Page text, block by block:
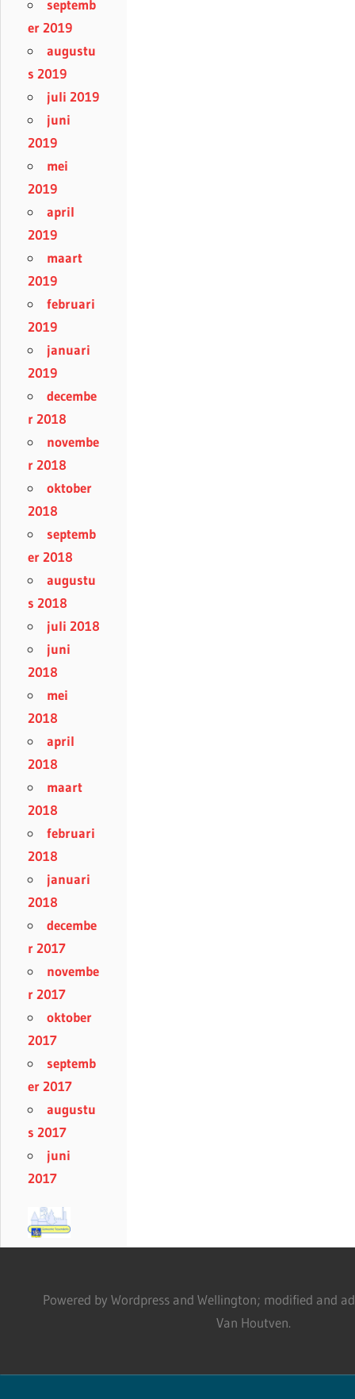
septemb
er 2019
augustu
s 2019
juli 2019
juni
2019
mei
2019
april
2019
maart
2019
februari
2019
januari
2019
decembe
r 2018
novembe
r 2018
oktober
2018
septemb
er 2018
augustu
s 2018
juli 2018
juni
2018
mei
2018
april
2018
maart
2018
februari
2018
januari
2018
decembe
r 2017
novembe
r 2017
oktober
2017
septemb
er 2017
augustu
s 2017
juni
2017
Powered by Wordpress and Wellington; modified and
Van Houtven.